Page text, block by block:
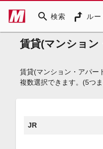
search 検索 ル
賃貸(マンション
賃貸(マンション・アパー
複数選択できます。(5つ
JR